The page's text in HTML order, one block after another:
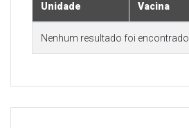
Unidade Vacina
Nenhum resultado foi encontrado.